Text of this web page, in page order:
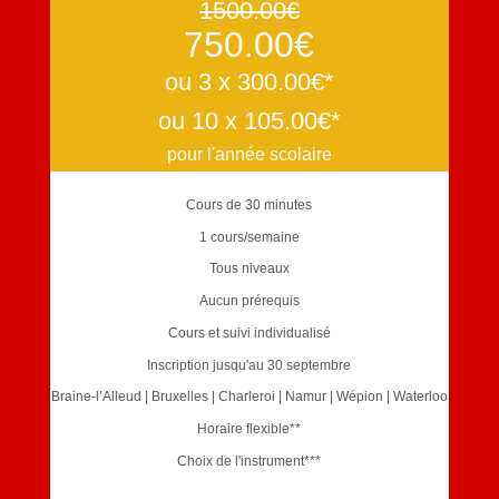
1500.00€
750.00€
ou 3 x 300.00€*
ou 10 x 105.00€*
pour l'année scolaire
Cours de 30 minutes
1 cours/semaine
Tous niveaux
Aucun prérequis
Cours et suivi individualisé
Inscription jusqu'au 30 septembre
Braine-l’Alleud | Bruxelles | Charleroi | Namur | Wépion | Waterloo
Horaire flexible**
Choix de l'instrument***